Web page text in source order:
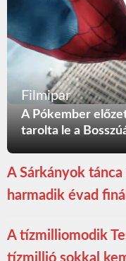
Filmipar
A Pókember
tarolta le a
A Sárkányok
harmadik évad
A tízmilliomodik